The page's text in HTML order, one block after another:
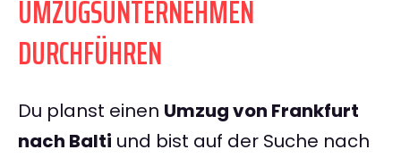
UMZUGSUNTERNEHMEN
DURCHFÜHREN
Du planst einen Umzug von Frankfurt
nach Balti und bist auf der Suche nach